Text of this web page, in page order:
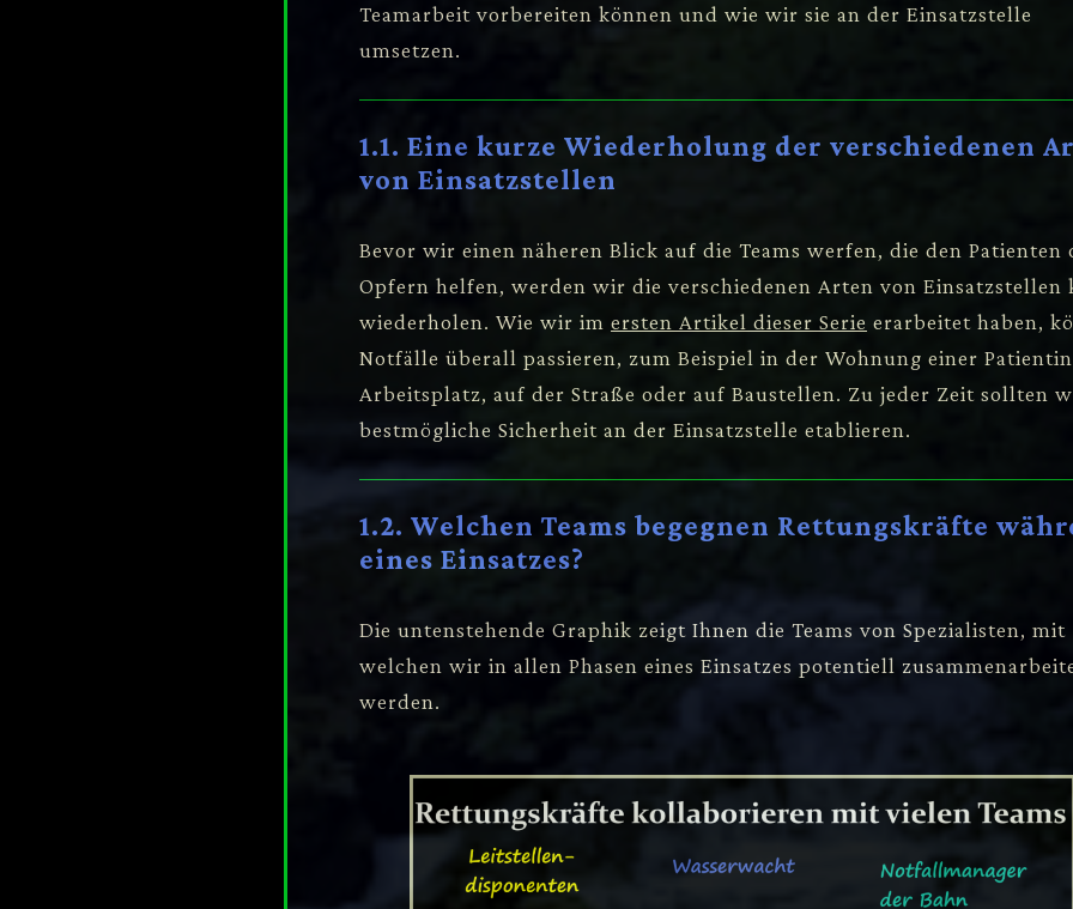
Teamarbeit vorbereiten können und wie wir sie an der Einsatzstelle
umsetzen.
1.1. Eine kurze Wiederholung der verschiedenen
von Einsatzstellen
Bevor wir einen näheren Blick auf die Teams werfen, die den Patienten
Opfern helfen, werden wir die verschiedenen Arten von Einsatzstellen
wiederholen. Wie wir im ersten Artikel dieser Serie erarbeitet haben,
Notfälle überall passieren, zum Beispiel in der Wohnung einer
Arbeitsplatz, auf der Straße oder auf Baustellen. Zu jeder Zeit sollten
bestmögliche Sicherheit an der Einsatzstelle etablieren.
1.2. Welchen Teams begegnen Rettungskräfte
eines Einsatzes?
Die untenstehende Graphik zeigt Ihnen die Teams von Spezialisten, mit
welchen wir in allen Phasen eines Einsatzes potentiell
werden.